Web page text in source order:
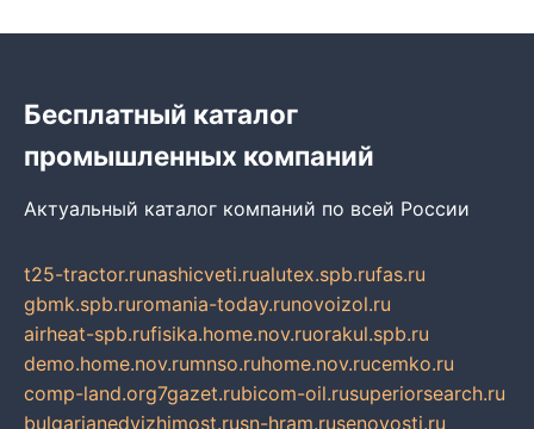
Бесплатный каталог
промышленных компаний
Актуальный каталог компаний по всей России
t25-tractor.runashicveti.rualutex.spb.rufas.ru
gbmk.spb.ruromania-today.runovoizol.ru
airheat-spb.rufisika.home.nov.ruorakul.spb.ru
demo.home.nov.rumnso.ruhome.nov.rucemko.ru
comp-land.org7gazet.rubicom-oil.rusuperiorsearch.ru
bulgarianedvizhimost.rusn-hram.rusenovosti.ru